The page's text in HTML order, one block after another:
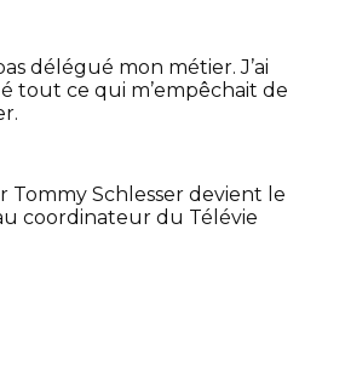
délégué mon métier. J’ai
tout ce qui m’empêchait de
Tommy Schlesser devient le
coordinateur du Télévie